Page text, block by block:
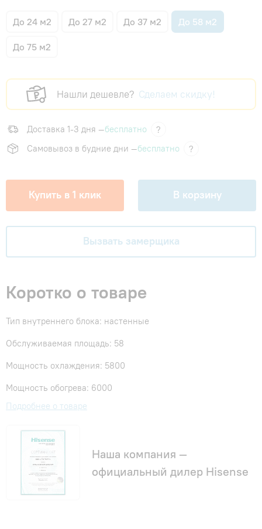
До 24 м2 До 27 м2 До 37 м2 До 58 м2
До 75 м2
Нашли дешевле? Сделаем скидку!
Доставка 1-3 дня —бесплатно
?
Самовывоз в будние дни —бесплатно ?
Купить в 1 клик В корзину
Вызвать замерщика
Коротко о товаре
Тип внутреннего блока: настенные
Обслуживаемая площадь: 58
Мощность охлаждения: 5800
Мощность обогрева: 6000
Подробнее о товаре
Наша компания —
официальный дилер Hisense